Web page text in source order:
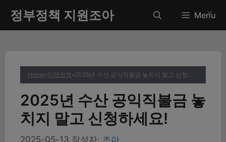
츠
정부정책 지원조아 Menu
Home»지역정책 » 2025년 수산 공익직불금 놓치지 말고 신청하세요!
2025년 수산 공익직불금 놓
치지 말고 신청하세요!
2025-05-13 작성자: 조아
✕